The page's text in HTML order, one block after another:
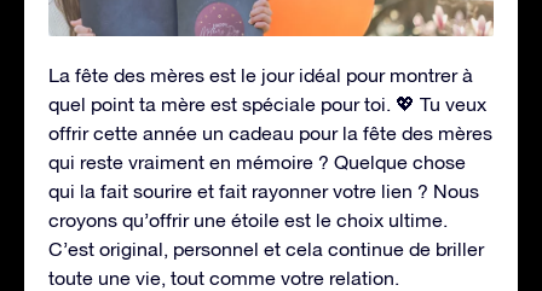
La fête des mères est le jour idéal pour montrer à
quel point ta mère est spéciale pour toi. 💖 Tu veux
offrir cette année un cadeau pour la fête des mères
qui reste vraiment en mémoire ? Quelque chose
qui la fait sourire et fait rayonner votre lien ? Nous
croyons qu’offrir une étoile est le choix ultime.
C’est original, personnel et cela continue de briller
toute une vie, tout comme votre relation.